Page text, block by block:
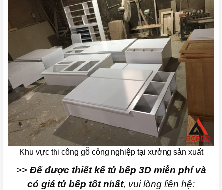
Khu vực thi công gỗ công nghiệp tại xưởng sản xuất
>>Để được thiết kế tủ bếp 3D miễn phí và
có giá tủ bếp tốt nhất, vui lòng liên hệ: